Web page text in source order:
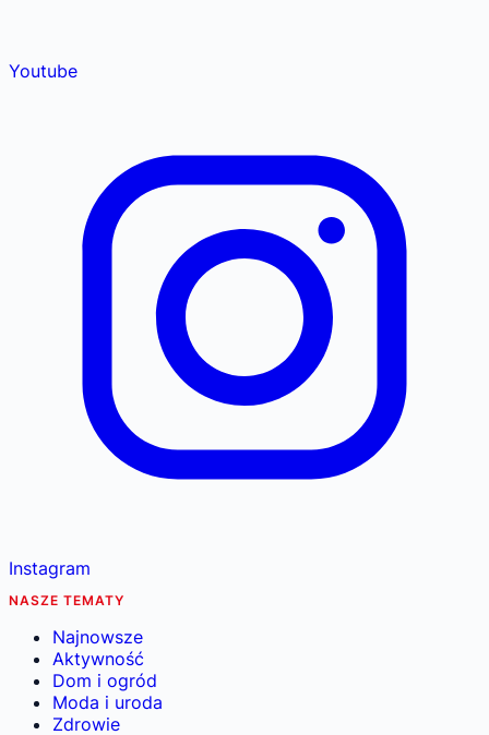
Youtube
Instagram
NASZE TEMATY
Najnowsze
Aktywność
Dom i ogród
Moda i uroda
Zdrowie